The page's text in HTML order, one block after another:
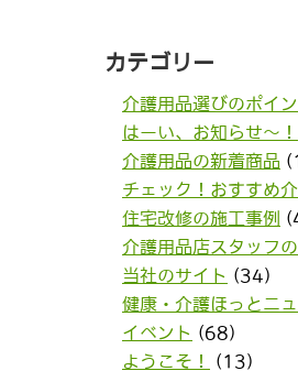
カテゴリー
介護用品選びのポイン
はーい、お知らせ〜！
介護用品の新着商品
チェック！おすすめ
住宅改修の施工事例
介護用品店スタッフ
当社のサイト (34)
健康・介護ほっとニ
イベント (68)
ようこそ！
(13)